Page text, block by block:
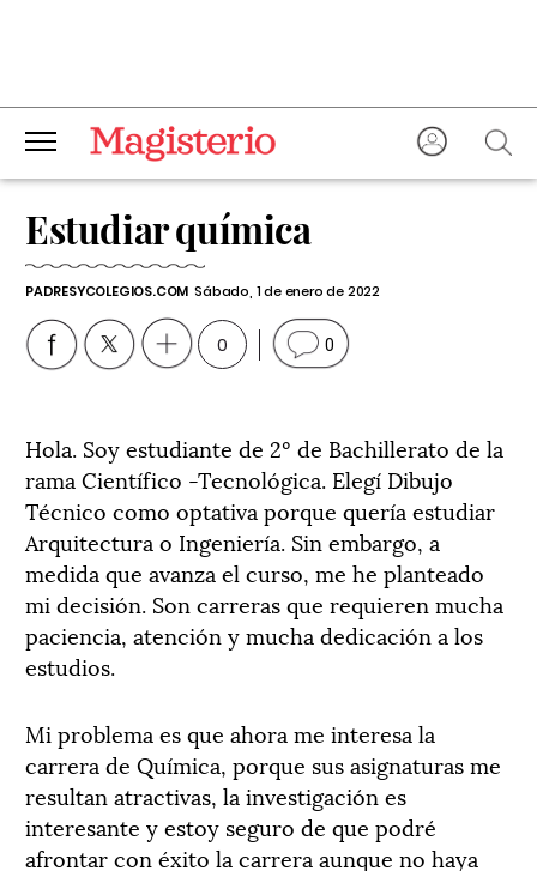
Estudiar química
PADRESYCOLEGIOS.COM Sábado, 1 de enero de 2022
0 0
Hola. Soy estudiante de 2º de Bachillerato de la
rama Científico -Tecnológica. Elegí Dibujo
Técnico como optativa porque quería estudiar
Arquitectura o Ingeniería. Sin embargo, a
medida que avanza el curso, me he planteado
mi decisión. Son carreras que requieren mucha
paciencia, atención y mucha dedicación a los
estudios.
Mi problema es que ahora me interesa la
carrera de Química, porque sus asignaturas me
resultan atractivas, la investigación es
interesante y estoy seguro de que podré
afrontar con éxito la carrera aunque no haya